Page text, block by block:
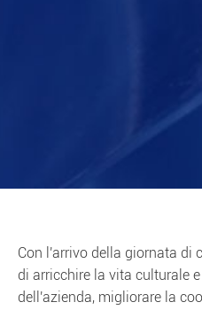
Con l'arrivo della giornata di
di arricchire la vita culturale
dell'azienda, migliorare la